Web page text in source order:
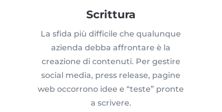
Scrittura
La sfida più difficile che qualunque
azienda debba affrontare è la
creazione di contenuti. Per gestire
social media, press release, pagine
web occorrono idee e “teste” pronte
a scrivere.